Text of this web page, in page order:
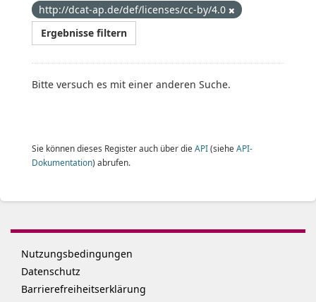
http://dcat-ap.de/def/licenses/cc-by/4.0
Ergebnisse filtern
Bitte versuch es mit einer anderen Suche.
Sie können dieses Register auch über die API(siehe API-
Dokumentation) abrufen.
Nutzungsbedingungen
Datenschutz
Barrierefreiheitserklärung